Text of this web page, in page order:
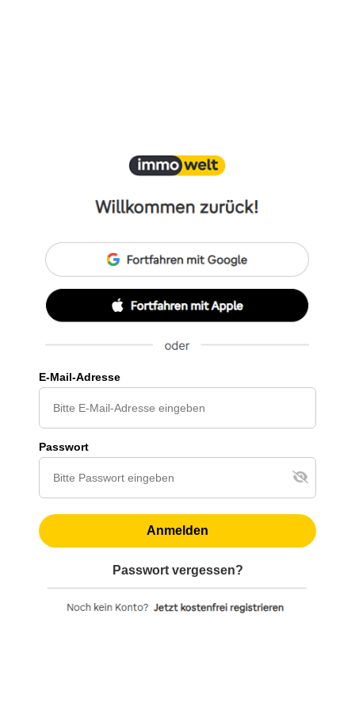
E-Mail-Adresse
Passwort
Anmelden
Passwort vergessen?